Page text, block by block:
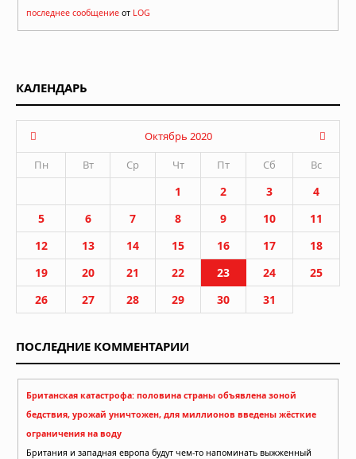
последнее сообщение от LOG
КАЛЕНДАРЬ
Октябрь 2020
Пн
Вт Ср Чт Пт Сб Вс
1 2 3
4
5
6 7 8 9 10
11
12
13 14 15 16 17
18
19
20 21 22 23 24
25
26
27 28 29 30 31
ПОСЛЕДНИЕ КОММЕНТАРИИ
Британская катастрофа: половина страны объявлена зоной
бедствия, урожай уничтожен, для миллионов введены жёсткие
ограничения на воду
Британия и западная европа будут чем-то напоминать выжженный